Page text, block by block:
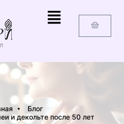
Блог
и декольте после 50 лет